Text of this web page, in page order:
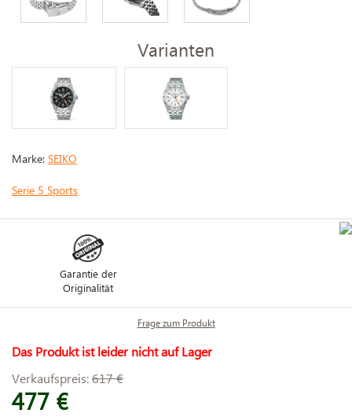
Varianten
Marke: SEIKO
Serie 5 Sports
Garantie der
Originalität
Frage zum Produkt
Das Produkt ist leider nicht auf Lager
Verkaufspreis:617 €
477 €